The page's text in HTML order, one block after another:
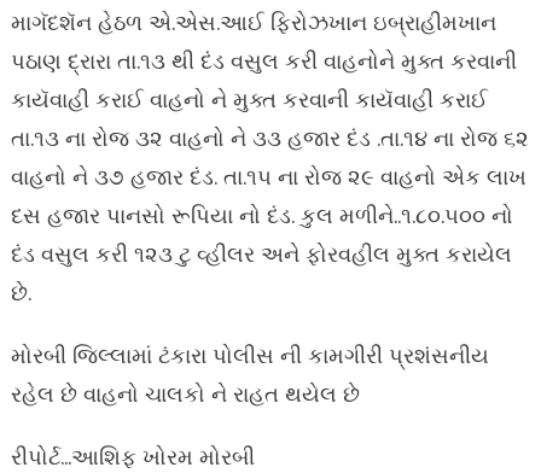
માગૅદશૅન હેઠળ એ.એસ.આઈ ફિરોઝખાન ઇબ્રાહીમખાન
પઠાણ દ્રારા તા.૧૩ થી દંડ વસુલ કરી વાહનોને મુક્ત કરવાની
કાયૅવાહી કરાઈ વાહનો ને મુક્ત કરવાની કાયૅવાહી કરાઈ
તા.૧૩ ના રોજ ૩૨ વાહનો ને ૩૩ હજાર દંડ .તા.૧૪ ના રોજ ૬૨
વાહનો ને ૩૭ હજાર દંડ. તા.૧૫ ના રોજ ૨૯ વાહનો એક લાખ
દસ હજાર પાનસો રૂપિયા નો દંડ. કુલ મળીને..૧.૮૦.૫૦૦ નો
દંડ વસુલ કરી ૧૨૩ ટુ વ્હીલર અને ફોરવહીલ મુક્ત કરાયેલ
છે.
મોરબી જિલ્લામાં ટંકારા પોલીસ ની કામગીરી પ્રશંસનીય
રહેલ છે વાહનો ચાલકો ને રાહત થયેલ છે
રીપોર્ટ…આશિફ ખોરમ મોરબી